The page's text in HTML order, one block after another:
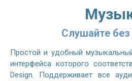
Слушайте без
Простой и удобный
интерфейса которого
Design. Поддерживает все